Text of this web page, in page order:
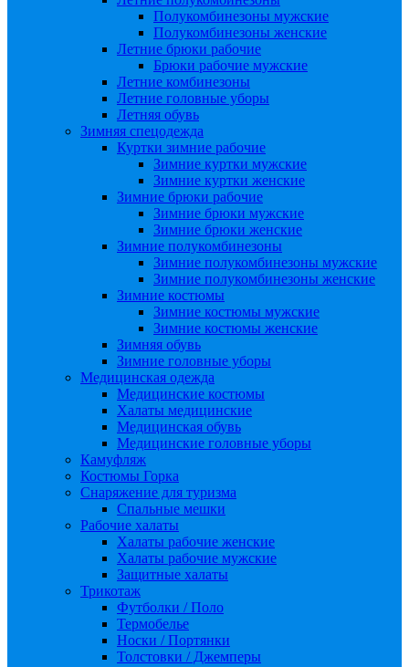
Полукомбинезоны мужские
Полукомбинезоны женские
Летние брюки рабочие
Брюки рабочие мужские
Летние комбинезоны
Летние головные уборы
Летняя обувь
Зимняя спецодежда
Куртки зимние рабочие
Зимние куртки мужские
Зимние куртки женские
Зимние брюки рабочие
Зимние брюки мужские
Зимние брюки женские
Зимние полукомбинезоны
Зимние полукомбинезоны мужские
Зимние полукомбинезоны женские
Зимние костюмы
Зимние костюмы мужские
Зимние костюмы женские
Зимняя обувь
Зимние головные уборы
Медицинская одежда
Медицинские костюмы
Халаты медицинские
Медицинская обувь
Медицинские головные уборы
Камуфляж
Костюмы Горка
Снаряжение для туризма
Спальные мешки
Рабочие халаты
Халаты рабочие женские
Халаты рабочие мужские
Защитные халаты
Трикотаж
Футболки / Поло
Термобелье
Носки / Портянки
Толстовки / Джемперы